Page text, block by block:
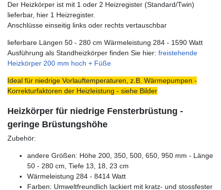
Der Heizkörper ist mit 1 oder 2 Heizregister (Standard/Twin)
lieferbar, hier 1 Heizregister.
Anschlüsse einseitig links oder rechts vertauschbar
lieferbare Längen 50 - 280 cm Wärmeleistung 284 - 1590 Watt
Ausführung als Standheizkörper finden Sie hier: freistehende
Heizkörper 200 mm hoch + Füße
Ideal für niedrige Vorlauftemperaturen, z.B. Wärmepumpen -
Korrekturfaktoren der Heizleistung - siehe Bilder
Heizkörper für niedrige Fensterbrüstung -
geringe Brüstungshöhe
Zubehör:
andere Größen: Höhe 200, 350, 500, 650, 950 mm - Länge
50 - 280 cm, Tiefe 13, 18, 23 cm
Wärmeleistung 284 - 8414 Watt
Farben: Umweltfreundlich lackiert mit kratz- und stossfester